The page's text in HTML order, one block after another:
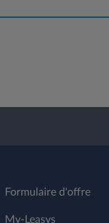
Formulaire d'offre
My-Leasys